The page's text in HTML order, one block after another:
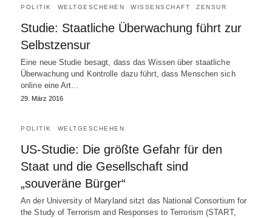
POLITIK WELTGESCHEHEN WISSENSCHAFT ZENSUR
Studie: Staatliche Überwachung führt zur
Selbstzensur
Eine neue Studie besagt, dass das Wissen über staatliche
Überwachung und Kontrolle dazu führt, dass Menschen sich
online eine Art…
29. März 2016
POLITIK WELTGESCHEHEN
US-Studie: Die größte Gefahr für den
Staat und die Gesellschaft sind
„souveräne Bürger“
An der University of Maryland sitzt das National Consortium for
the Study of Terrorism and Responses to Terrorism (START,